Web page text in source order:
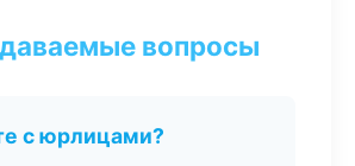
вопросы
с юрлицами?